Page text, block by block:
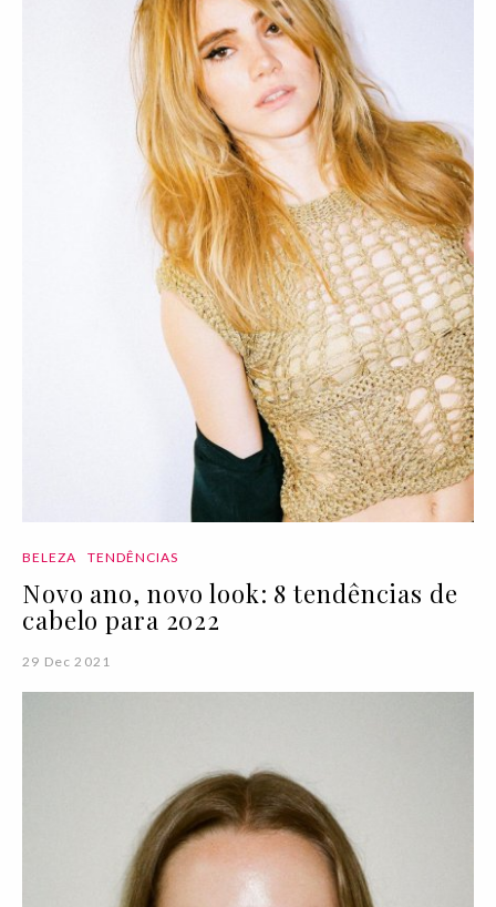
BELEZA TENDÊNCIAS
Novo ano, novo look: 8 tendências de
cabelo para 2022
29 Dec 2021